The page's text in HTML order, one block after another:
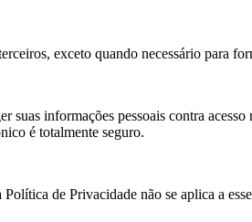
exceto quando necessário para
suas informações pessoais contra
é totalmente seguro.
de Privacidade não se aplica a